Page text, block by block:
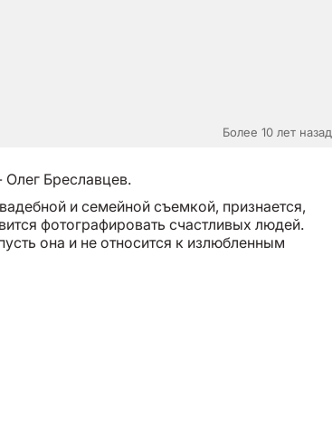
Более 10 лет назад
Бреславцев.
и семейной съемкой, признается,
фотографировать счастливых людей.
она и не относится к излюбленным